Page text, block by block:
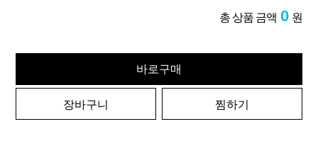
총 상품 금액 0 원
바로구매
장바구니 찜하기